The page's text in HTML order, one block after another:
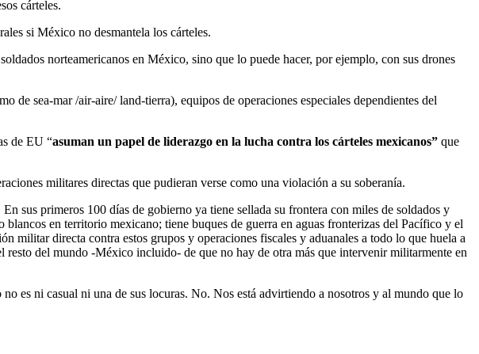
cárteles.
si México no desmantela los cárteles.
norteamericanos en México, sino que lo puede hacer, por ejemplo, con sus drones
de sea-mar /air-aire/ land-tierra), equipos de operaciones especiales dependientes del
de EU “asuman un papel de liderazgo en la lucha contra los cárteles mexicanos” que
militares directas que pudieran verse como una violación a su soberanía.
sus primeros 100 días de gobierno ya tiene sellada su frontera con miles de soldados y
en territorio mexicano; tiene buques de guerra en aguas fronterizas del Pacífico y el
directa contra estos grupos y operaciones fiscales y aduanales a todo lo que huela a
del mundo -México incluido- de que no hay de otra más que intervenir militarmente en
es ni casual ni una de sus locuras. No. Nos está advirtiendo a nosotros y al mundo que lo